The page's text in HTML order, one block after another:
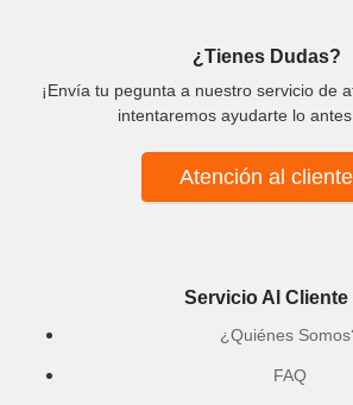
¿Tienes Dudas?
¡Envía tu pegunta a nuestro servicio de
intentaremos ayudarte lo
Atención al cliente
Servicio Al Cliente
¿Quiénes
FAQ